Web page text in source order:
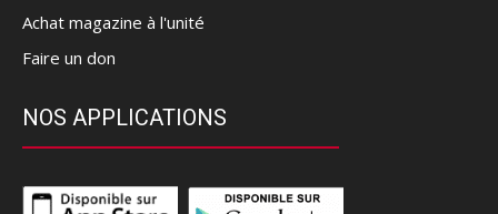
Achat magazine à l'unité
Faire un don
NOS APPLICATIONS